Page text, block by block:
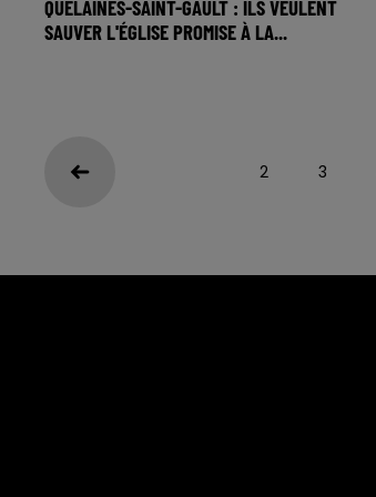
QUELAINES-SAINT-GAULT : ILS VEULENT
SAUVER L'ÉGLISE PROMISE À LA...
2 3